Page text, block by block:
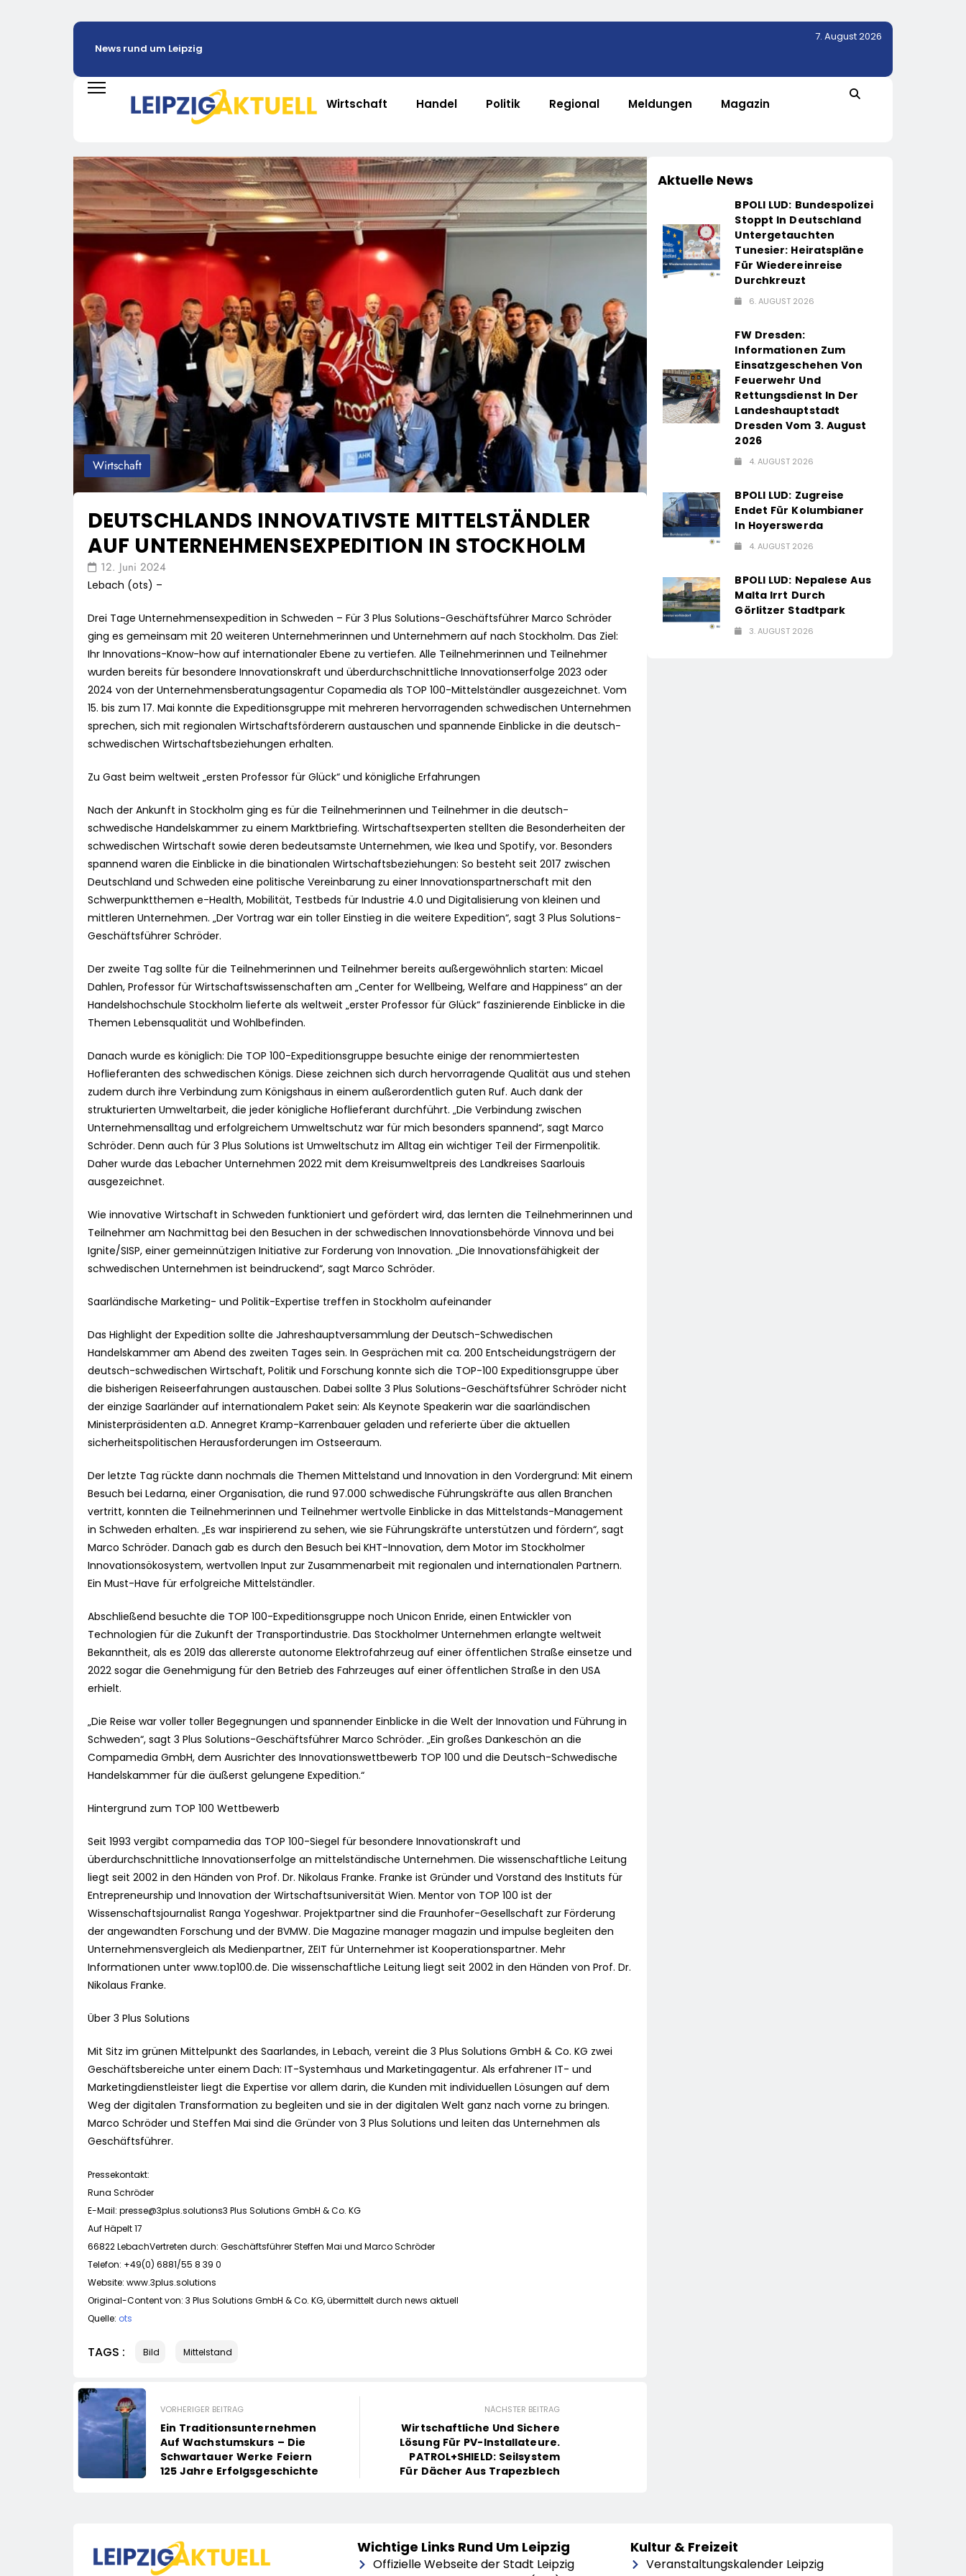
News rund um Leipzig
7. August 2026
Wirtschaft Handel Politik Regional Meldungen Magazin
Wirtschaft
DEUTSCHLANDS INNOVATIVSTE MITTELSTÄNDLER
AUF UNTERNEHMENSEXPEDITION IN STOCKHOLM
12. Juni 2024
Lebach (ots) –
Drei Tage Unternehmensexpedition in Schweden – Für 3 Plus Solutions-Geschäftsführer Marco Schröder
ging es gemeinsam mit 20 weiteren Unternehmerinnen und Unternehmern auf nach Stockholm. Das Ziel:
Ihr Innovations-Know-how auf internationaler Ebene zu vertiefen. Alle Teilnehmerinnen und Teilnehmer
wurden bereits für besondere Innovationskraft und überdurchschnittliche Innovationserfolge 2023 oder
2024 von der Unternehmensberatungsagentur Copamedia als TOP 100-Mittelständler ausgezeichnet. Vom
15. bis zum 17. Mai konnte die Expeditionsgruppe mit mehreren hervorragenden schwedischen Unternehmen
sprechen, sich mit regionalen Wirtschaftsförderern austauschen und spannende Einblicke in die deutsch-
schwedischen Wirtschaftsbeziehungen erhalten.
Zu Gast beim weltweit „ersten Professor für Glück“ und königliche Erfahrungen
Nach der Ankunft in Stockholm ging es für die Teilnehmerinnen und Teilnehmer in die deutsch-
schwedische Handelskammer zu einem Marktbriefing. Wirtschaftsexperten stellten die Besonderheiten der
schwedischen Wirtschaft sowie deren bedeutsamste Unternehmen, wie Ikea und Spotify, vor. Besonders
spannend waren die Einblicke in die binationalen Wirtschaftsbeziehungen: So besteht seit 2017 zwischen
Deutschland und Schweden eine politische Vereinbarung zu einer Innovationspartnerschaft mit den
Schwerpunktthemen e-Health, Mobilität, Testbeds für Industrie 4.0 und Digitalisierung von kleinen und
mittleren Unternehmen. „Der Vortrag war ein toller Einstieg in die weitere Expedition“, sagt 3 Plus Solutions-
Geschäftsführer Schröder.
Der zweite Tag sollte für die Teilnehmerinnen und Teilnehmer bereits außergewöhnlich starten: Micael
Dahlen, Professor für Wirtschaftswissenschaften am „Center for Wellbeing, Welfare and Happiness“ an der
Handelshochschule Stockholm lieferte als weltweit „erster Professor für Glück“ faszinierende Einblicke in die
Themen Lebensqualität und Wohlbefinden.
Danach wurde es königlich: Die TOP 100-Expeditionsgruppe besuchte einige der renommiertesten
Hoflieferanten des schwedischen Königs. Diese zeichnen sich durch hervorragende Qualität aus und stehen
zudem durch ihre Verbindung zum Königshaus in einem außerordentlich guten Ruf. Auch dank der
strukturierten Umweltarbeit, die jeder königliche Hoflieferant durchführt. „Die Verbindung zwischen
Unternehmensalltag und erfolgreichem Umweltschutz war für mich besonders spannend“, sagt Marco
Schröder. Denn auch für 3 Plus Solutions ist Umweltschutz im Alltag ein wichtiger Teil der Firmenpolitik.
Daher wurde das Lebacher Unternehmen 2022 mit dem Kreisumweltpreis des Landkreises Saarlouis
ausgezeichnet.
Wie innovative Wirtschaft in Schweden funktioniert und gefördert wird, das lernten die Teilnehmerinnen und
Teilnehmer am Nachmittag bei den Besuchen in der schwedischen Innovationsbehörde Vinnova und bei
Ignite/SISP, einer gemeinnützigen Initiative zur Forderung von Innovation. „Die Innovationsfähigkeit der
schwedischen Unternehmen ist beindruckend“, sagt Marco Schröder.
Saarländische Marketing- und Politik-Expertise treffen in Stockholm aufeinander
Das Highlight der Expedition sollte die Jahreshauptversammlung der Deutsch-Schwedischen
Handelskammer am Abend des zweiten Tages sein. In Gesprächen mit ca. 200 Entscheidungsträgern der
deutsch-schwedischen Wirtschaft, Politik und Forschung konnte sich die TOP-100 Expeditionsgruppe über
die bisherigen Reiseerfahrungen austauschen. Dabei sollte 3 Plus Solutions-Geschäftsführer Schröder nicht
der einzige Saarländer auf internationalem Paket sein: Als Keynote Speakerin war die saarländischen
Ministerpräsidenten a.D. Annegret Kramp-Karrenbauer geladen und referierte über die aktuellen
sicherheitspolitischen Herausforderungen im Ostseeraum.
Der letzte Tag rückte dann nochmals die Themen Mittelstand und Innovation in den Vordergrund: Mit einem
Besuch bei Ledarna, einer Organisation, die rund 97.000 schwedische Führungskräfte aus allen Branchen
vertritt, konnten die Teilnehmerinnen und Teilnehmer wertvolle Einblicke in das Mittelstands-Management
in Schweden erhalten. „Es war inspirierend zu sehen, wie sie Führungskräfte unterstützen und fördern“, sagt
Marco Schröder. Danach gab es durch den Besuch bei KHT-Innovation, dem Motor im Stockholmer
Innovationsökosystem, wertvollen Input zur Zusammenarbeit mit regionalen und internationalen Partnern.
Ein Must-Have für erfolgreiche Mittelständler.
Abschließend besuchte die TOP 100-Expeditionsgruppe noch Unicon Enride, einen Entwickler von
Technologien für die Zukunft der Transportindustrie. Das Stockholmer Unternehmen erlangte weltweit
Bekanntheit, als es 2019 das allererste autonome Elektrofahrzeug auf einer öffentlichen Straße einsetze und
2022 sogar die Genehmigung für den Betrieb des Fahrzeuges auf einer öffentlichen Straße in den USA
erhielt.
„Die Reise war voller toller Begegnungen und spannender Einblicke in die Welt der Innovation und Führung in
Schweden“, sagt 3 Plus Solutions-Geschäftsführer Marco Schröder. „Ein großes Dankeschön an die
Compamedia GmbH, dem Ausrichter des Innovationswettbewerb TOP 100 und die Deutsch-Schwedische
Handelskammer für die äußerst gelungene Expedition.“
Hintergrund zum TOP 100 Wettbewerb
Seit 1993 vergibt compamedia das TOP 100-Siegel für besondere Innovationskraft und
überdurchschnittliche Innovationserfolge an mittelständische Unternehmen. Die wissenschaftliche Leitung
liegt seit 2002 in den Händen von Prof. Dr. Nikolaus Franke. Franke ist Gründer und Vorstand des Instituts für
Entrepreneurship und Innovation der Wirtschaftsuniversität Wien. Mentor von TOP 100 ist der
Wissenschaftsjournalist Ranga Yogeshwar. Projektpartner sind die Fraunhofer-Gesellschaft zur Förderung
der angewandten Forschung und der BVMW. Die Magazine manager magazin und impulse begleiten den
Unternehmensvergleich als Medienpartner, ZEIT für Unternehmer ist Kooperationspartner. Mehr
Informationen unter www.top100.de. Die wissenschaftliche Leitung liegt seit 2002 in den Händen von Prof. Dr.
Nikolaus Franke.
Über 3 Plus Solutions
Mit Sitz im grünen Mittelpunkt des Saarlandes, in Lebach, vereint die 3 Plus Solutions GmbH & Co. KG zwei
Geschäftsbereiche unter einem Dach: IT-Systemhaus und Marketingagentur. Als erfahrener IT- und
Marketingdienstleister liegt die Expertise vor allem darin, die Kunden mit individuellen Lösungen auf dem
Weg der digitalen Transformation zu begleiten und sie in der digitalen Welt ganz nach vorne zu bringen.
Marco Schröder und Steffen Mai sind die Gründer von 3 Plus Solutions und leiten das Unternehmen als
Geschäftsführer.
Pressekontakt:
Runa Schröder
E-Mail: presse@3plus.solutions3 Plus Solutions GmbH & Co. KG
Auf Häpelt 17
66822 LebachVertreten durch: Geschäftsführer Steffen Mai und Marco Schröder
Telefon: +49(0) 6881/55 8 39 0
Website: www.3plus.solutions
Original-Content von: 3 Plus Solutions GmbH & Co. KG, übermittelt durch news aktuell
Quelle: ots
TAGS : Bild Mittelstand
VORHERIGER BEITRAG
Ein Traditionsunternehmen
Auf Wachstumskurs – Die
Schwartauer Werke Feiern
125 Jahre Erfolgsgeschichte
NÄCHSTER BEITRAG
Wirtschaftliche Und Sichere
Lösung Für PV-Installateure.
PATROL+SHIELD: Seilsystem
Für Dächer Aus Trapezblech
Aktuelle News
BPOLI LUD: Bundespolizei
Stoppt In Deutschland
Untergetauchten
Tunesier: Heiratspläne
Für Wiedereinreise
Durchkreuzt
6. AUGUST 2026
FW Dresden:
Informationen Zum
Einsatzgeschehen Von
Feuerwehr Und
Rettungsdienst In Der
Landeshauptstadt
Dresden Vom 3. August
2026
4. AUGUST 2026
BPOLI LUD: Zugreise
Endet Für Kolumbianer
In Hoyerswerda
4. AUGUST 2026
BPOLI LUD: Nepalese Aus
Malta Irrt Durch
Görlitzer Stadtpark
3. AUGUST 2026
Wichtige Links Rund Um Leipzig
Offizielle Webseite der Stadt Leipzig
Kultur & Freizeit
Veranstaltungskalender Leipzig